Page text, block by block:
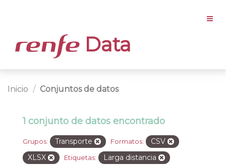
Data
Inicio Conjuntos de datos
1 conjunto de datos encontrado
Grupos: Transporte Formatos:
CSV
XLSX
Etiquetas:
Larga distancia